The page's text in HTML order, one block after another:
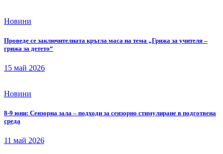
Новини
Проведе се заключителната кръгла маса на тема „Грижа за учителя –
грижа за детето“
15 май 2026
Новини
8-9 юни: Сензорна зала – подходи за сензорно стимулиране в подготвена
среда
11 май 2026